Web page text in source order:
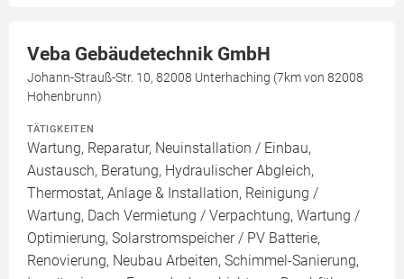
Veba Gebäudetechnik GmbH
Johann-Strauß-Str. 10, 82008 Unterhaching (7km von 82008
Hohenbrunn)
TÄTIGKEITEN
Wartung, Reparatur, Neuinstallation / Einbau,
Austausch, Beratung, Hydraulischer Abgleich,
Thermostat, Anlage & Installation, Reinigung /
Wartung, Dach Vermietung / Verpachtung, Wartung /
Optimierung, Solarstromspeicher / PV Batterie,
Renovierung, Neubau Arbeiten, Schimmel-Sanierung,